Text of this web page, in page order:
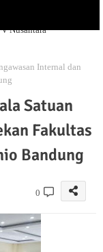
Nusantara
Internal dan
Satuan
Fakultas
Bandung
0